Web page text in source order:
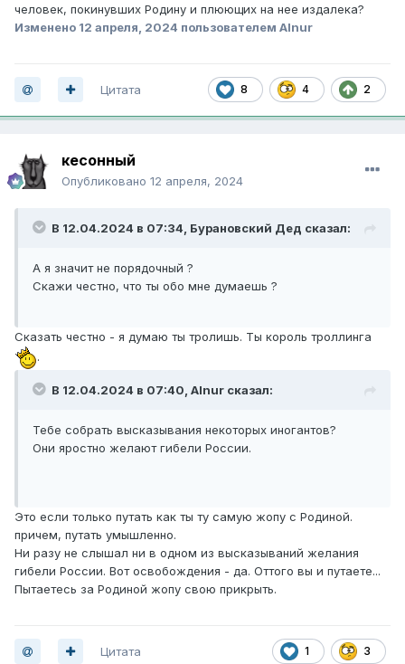
человек, покинувших Родину и плюющих на нее издалека?
Изменено 12 апреля, 2024 пользователем Alnur
8 4 2
Цитата
кесонный
Опубликовано 12 апреля, 2024
В 12.04.2024 в 07:34, Бурановский Дед сказал:
А я значит не порядочный ?
Скажи честно, что ты обо мне думаешь ?
Сказать честно - я думаю ты тролишь. Ты король троллинга
.
В 12.04.2024 в 07:40, Alnur сказал:
Тебе собрать высказывания некоторых иногантов?
Они яростно желают гибели России.
Это если только путать как ты ту самую жопу с Родиной.
причем, путать умышленно.
Ни разу не слышал ни в одном из высказываний желания
гибели России. Вот освобождения - да. Оттого вы и путаете...
Пытаетесь за Родиной жопу свою прикрыть.
1 3
Цитата